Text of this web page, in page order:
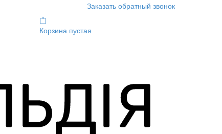
Заказать обратный звонок
Корзина пустая